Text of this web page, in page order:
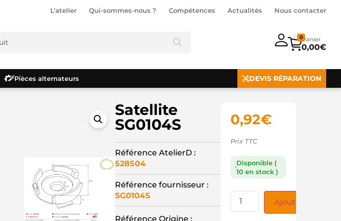
L’atelier Qui-sommes-nous ? Compétences Actualités Nous contacter
0,00€
0
Pièces alternateurs DEVIS RÉPARATION
Satellite
SG0104S
Référence AtelierD :
528504
Référence fournisseur :
SG0104S
Référence Origine :
0,92€
Prix TTC
Disponible (
10 en stock )
Ajouter au